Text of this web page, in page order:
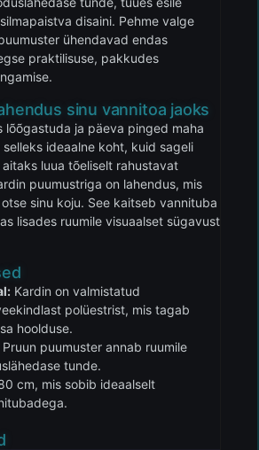
disaini. Pehme valge
ühendavad endas
praktilisuse, pakkudes
sinu vannitoa jaoks
lõõgastuda ja päeva pinged maha
ideaalne koht, kuid sageli
luua tõeliselt rahustavat
puumustriga on lahendus, mis
sinu koju. See kaitseb vannituba
lisades ruumile visuaalset sügavust
Kardin on valmistatud
polüestrist, mis tagab
hoolduse.
Pruun puumuster annab ruumile
tunde.
cm, mis sobib ideaalselt